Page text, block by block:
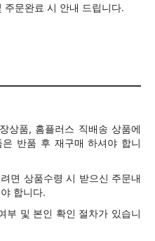
주문완료 시 안내 드립니다.
상품, 홈플러스 직배송 상품에
반품 후 재구매 하셔야 합니
면 상품수령 시 받으신 주문내
합니다.
부 및 본인 확인 절차가 있습니